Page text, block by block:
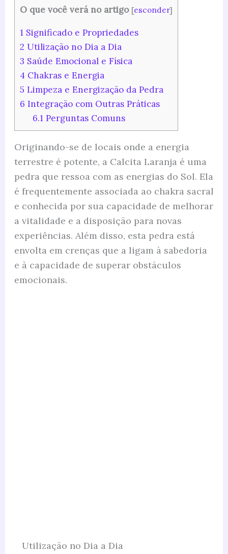
O que você verá no artigo [esconder]
1Significado e Propriedades
2 Utilização no Dia a Dia
3 Saúde Emocional e Física
4 Chakras e Energia
5 Limpeza e Energização da Pedra
6 Integração com Outras Práticas
6.1 Perguntas Comuns
Originando-se de locais onde a energia
terrestre é potente, a Calcita Laranja é uma
pedra que ressoa com as energias do Sol. Ela
é frequentemente associada ao chakra sacral
e conhecida por sua capacidade de melhorar
a vitalidade e a disposição para novas
experiências. Além disso, esta pedra está
envolta em crenças que a ligam à sabedoria
e à capacidade de superar obstáculos
emocionais.
Utilização no Dia a Dia